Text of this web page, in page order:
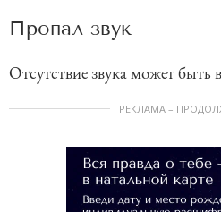
Пропал звук
Отсутствие звука может быть
РЕКЛАМА –